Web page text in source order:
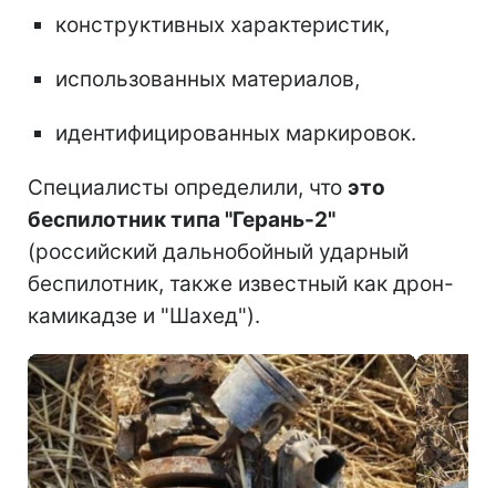
конструктивных характеристик,
использованных материалов,
идентифицированных маркировок.
Специалисты определили, что это
беспилотник типа "Герань-2"
(российский дальнобойный ударный
беспилотник, также известный как дрон-
камикадзе и "Шахед").